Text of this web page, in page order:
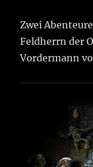
Zwei
Feldherrn der
Vordermann